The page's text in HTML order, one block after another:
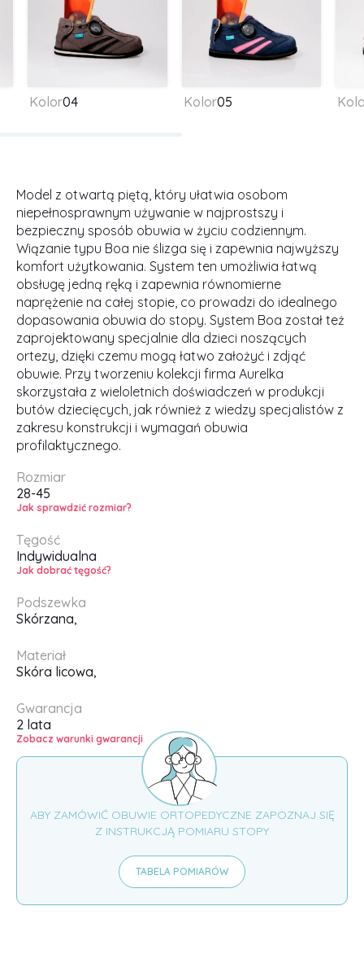
Kolor04 Kolor05
Model z otwartą piętą, który ułatwia osobom
niepełnosprawnym używanie w najprostszy i
bezpieczny sposób obuwia w życiu codziennym.
Wiązanie typu Boa nie ślizga się i zapewnia najwyższy
komfort użytkowania. System ten umożliwia łatwą
obsługę jedną ręką i zapewnia równomierne
naprężenie na całej stopie, co prowadzi do idealnego
dopasowania obuwia do stopy. System Boa został też
zaprojektowany specjalnie dla dzieci noszących
ortezy, dzięki czemu mogą łatwo założyć i zdjąć
obuwie. Przy tworzeniu kolekcji firma Aurelka
skorzystała z wieloletnich doświadczeń w produkcji
butów dziecięcych, jak również z wiedzy specjalistów z
zakresu konstrukcji i wymagań obuwia
profilaktycznego.
Rozmiar
28-45
Jak sprawdzić rozmiar?
Tęgość
Indywidualna
Jak dobrać tęgość?
Podszewka
Skórzana,
Materiał
Skóra licowa,
Gwarancja
2 lata
Zobacz warunki gwarancji
ABY ZAMÓWIĆ OBUWIE ORTOPEDYCZNE ZAPOZNAJ SIĘ
Z INSTRUKCJĄ POMIARU STOPY
TABELA POMIARÓW